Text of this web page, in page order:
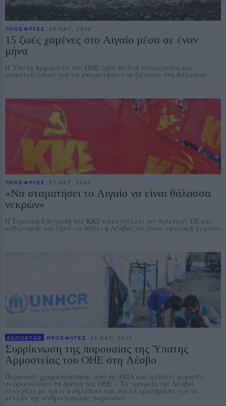
ΠΡΟΣΦΥΓΕΣ 29 ΟΚΤ, 2025
15 ζωές χαμένες στο Αιγαίο μέσα σε έναν
μήνα
Η Ύπατη Αρμοστεία του ΟΗΕ ζητά διεθνή συνεργασία και
ασφαλείς οδούς για να σταματήσουν οι θάνατοι στη θάλασσα
ΠΡΟΣΦΥΓΕΣ 27 ΟΚΤ, 2025
«Να σταματήσει το Αιγαίο να είναι θάλασσα
νεκρών»
Η Τομεακή Επιτροπή του ΚΚΕ καταγγέλλει τις πολιτικές ΕΕ και
κυβέρνησης και ζητά να πάψει η Λέσβος να είναι «φυλακή ψυχών»
ΡΕΠΟΡΤΑΖ ΠΡΟΣΦΥΓΕΣ 22 ΟΚΤ, 2025
Συρρίκνωση της παρουσίας της Ύπατης
Αρμοστείας του ΟΗΕ στη Λέσβο
Περικοπές χρηματοδότησης από τις ΗΠΑ και διεθνείς δωρητές
συρρικνώνουν τη δράση του ΟΗΕ – Το γραφείο της Λέσβου
συνεχίζει με τρεις ανθρώπους και πολλά ερωτήματα για το
μέλλον της ανθρωπιστικής παρουσίας